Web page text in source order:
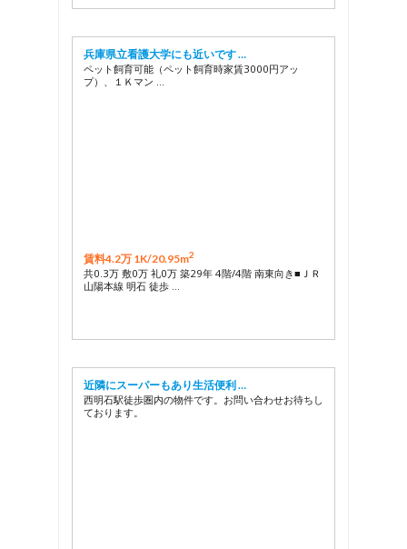
兵庫県立看護大学にも近いです …
ペット飼育可能（ペット飼育時家賃3000円アッ
プ）、１Ｋマン …
賃料4.2万 1K/20.95m2
共0.3万 敷0万 礼0万 築29年 4階/4階 南東向き■ＪＲ
山陽本線 明石 徒歩 …
近隣にスーパーもあり生活便利 …
西明石駅徒歩圏内の物件です。お問い合わせお待ちし
ております。